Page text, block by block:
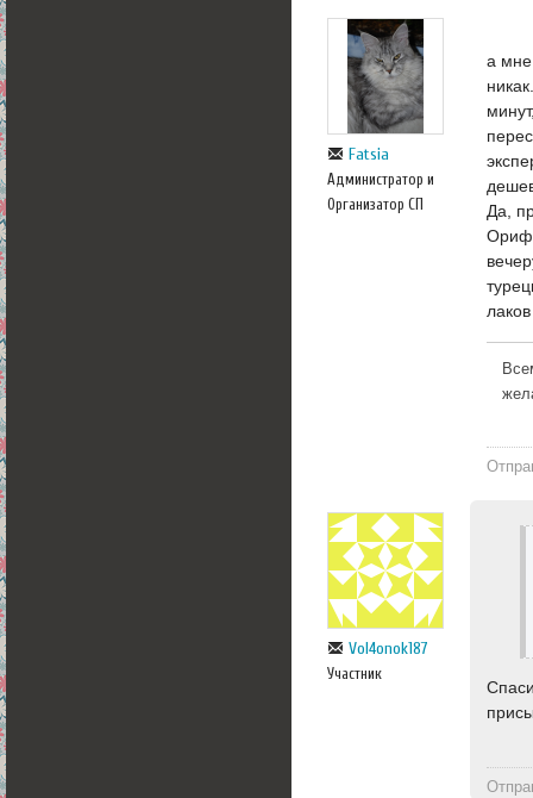
Fatsia
Администратор и
Организатор СП
а мне
Да,
Vol4onok187
Участник